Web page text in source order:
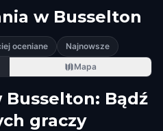
w Busselton
oceniane
Najnowsze
Mapa
Bądź
graczy